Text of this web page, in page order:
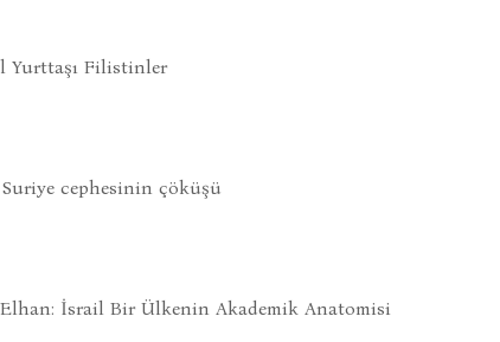
Yurttaşı Filistinler
cephesinin çöküşü
İsrail Bir Ülkenin Akademik Anatomisi